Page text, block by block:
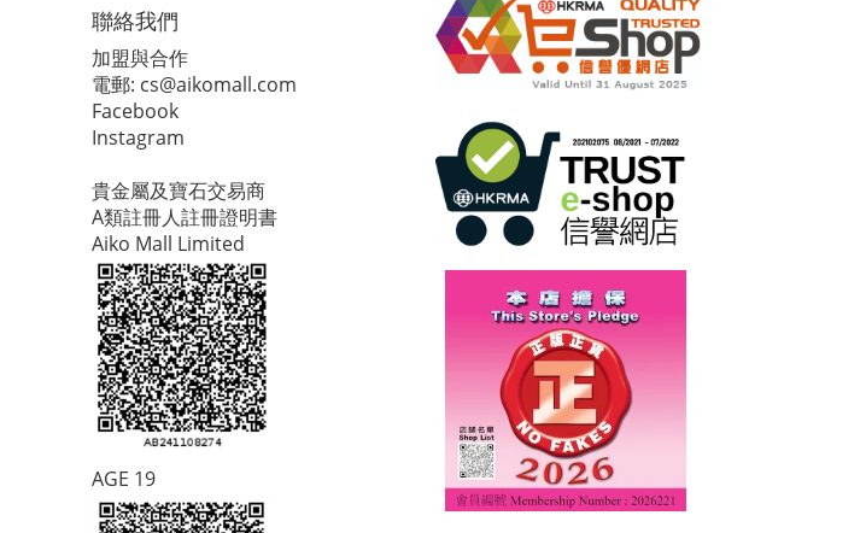
聯絡我們
加盟與合作
電郵: cs@aikomall.com
Facebook
Instagram
貴金屬及寶石交易商
A類註冊人註冊證明書
Aiko Mall Limited
AGE 19